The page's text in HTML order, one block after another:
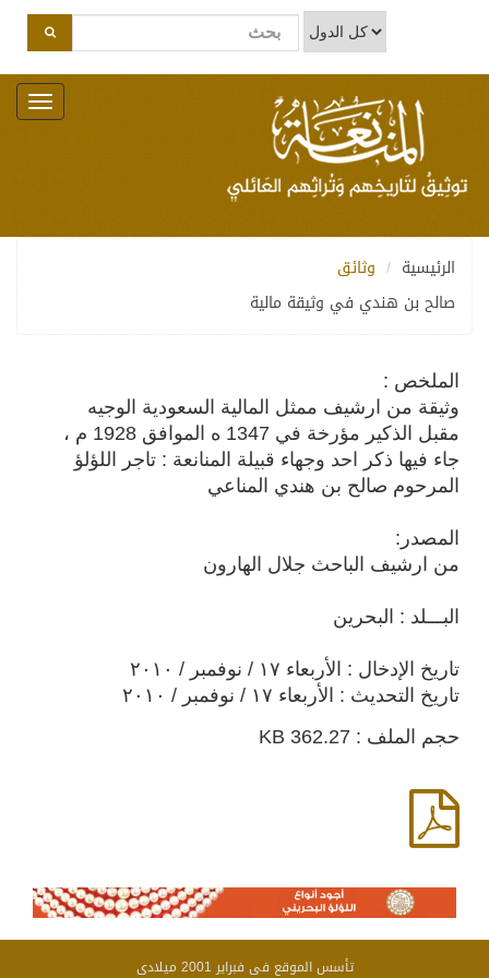
Toggle
navigation
الرئيسية
وثائق
صالح بن هندي في وثيقة مالية
الملخص :
وثيقة من ارشيف ممثل المالية السعودية الوجيه
مقبل الذكير مؤرخة في 1347 ه الموافق 1928 م ،
جاء فيها ذكر احد وجهاء قبيلة المنانعة : تاجر اللؤلؤ
المرحوم صالح بن هندي المناعي
المصدر:
من ارشيف الباحث جلال الهارون
البـــلد : البحرين
تاريخ الإدخال : الأربعاء ١٧ / نوفمبر / ٢٠١٠
تاريخ التحديث : الأربعاء ١٧ / نوفمبر / ٢٠١٠
حجم الملف : 362.27 KB
تأسس الموقع فى فبراير 2001 ميلادى